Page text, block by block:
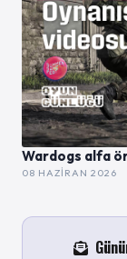
Wardogs alfa
08 HAZIRAN 2026